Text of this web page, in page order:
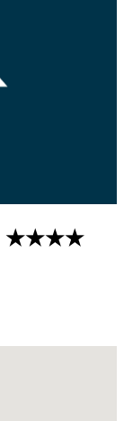
★★★★